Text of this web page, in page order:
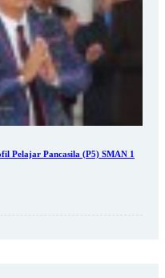
Pelajar Pancasila (P5) SMAN 1